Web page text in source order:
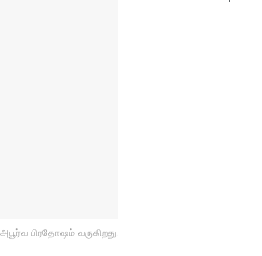
பிரதோஷம் வருகிறது.